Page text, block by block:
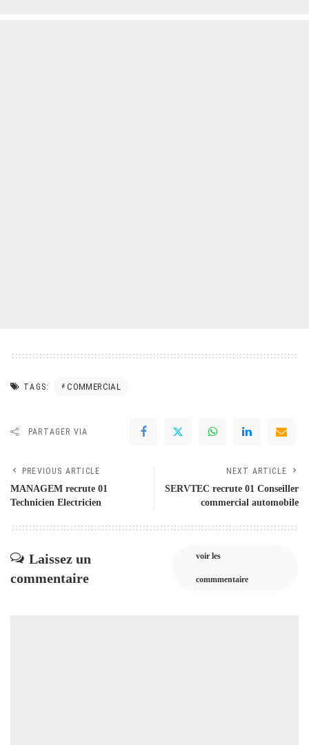
TAGS: COMMERCIAL
PARTAGER VIA
PREVIOUS ARTICLE
MANAGEM recrute 01
Technicien Electricien
NEXT ARTICLE
SERVTEC recrute 01 Conseiller
commercial automobile
Laissez un
commentaire
voir les
commmentaire